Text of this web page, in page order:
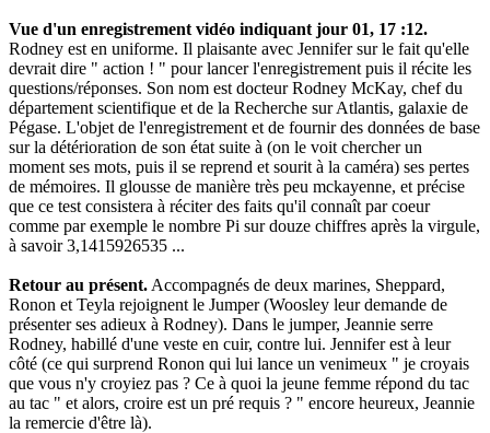
Vue d'un enregistrement vidéo indiquant jour 01, 17 :12.
Rodney est en uniforme. Il plaisante avec Jennifer sur le fait qu'elle
devrait dire " action ! " pour lancer l'enregistrement puis il récite les
questions/réponses. Son nom est docteur Rodney McKay, chef du
département scientifique et de la Recherche sur Atlantis, galaxie de
Pégase. L'objet de l'enregistrement et de fournir des données de base
sur la détérioration de son état suite à (on le voit chercher un
moment ses mots, puis il se reprend et sourit à la caméra) ses pertes
de mémoires. Il glousse de manière très peu mckayenne, et précise
que ce test consistera à réciter des faits qu'il connaît par coeur
comme par exemple le nombre Pi sur douze chiffres après la virgule,
à savoir 3,1415926535 ...
Retour au présent. Accompagnés de deux marines, Sheppard,
Ronon et Teyla rejoignent le Jumper (Woosley leur demande de
présenter ses adieux à Rodney). Dans le jumper, Jeannie serre
Rodney, habillé d'une veste en cuir, contre lui. Jennifer est à leur
côté (ce qui surprend Ronon qui lui lance un venimeux " je croyais
que vous n'y croyiez pas ? Ce à quoi la jeune femme répond du tac
au tac " et alors, croire est un pré requis ? " encore heureux, Jeannie
la remercie d'être là).